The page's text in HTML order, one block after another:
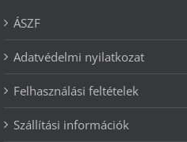
ÁSZF
Adatvédelmi nyilatkozat
Felhasználási feltételek
Szállítási információk